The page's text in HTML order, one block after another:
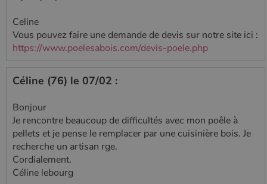
Celine
Vous pouvez faire une demande de devis sur notre site ici :
https://www.poelesabois.com/devis-poele.php
Céline (76) le 07/02 :
Bonjour
Je rencontre beaucoup de difficultés avec mon poêle à
pellets et je pense le remplacer par une cuisinière bois. Je
recherche un artisan rge.
Cordialement.
Céline lebourg